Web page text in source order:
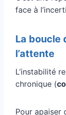
face à
La boucle
l’attente
L’instabilité
chronique (
Pour apaiser